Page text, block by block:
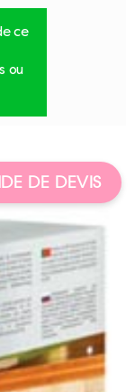
ce
ou
DE DEVIS